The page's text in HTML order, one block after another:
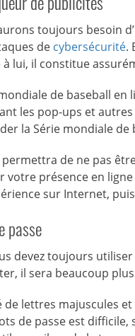
toujours besoin
de cybersécurité.
lui, il constitue
de baseball
les pop-ups et
la Série mondiale de
de ne pas
présence en
sur Internet,
passe
devez toujours
il sera beaucoup
lettres majuscules
de passe est difficile,